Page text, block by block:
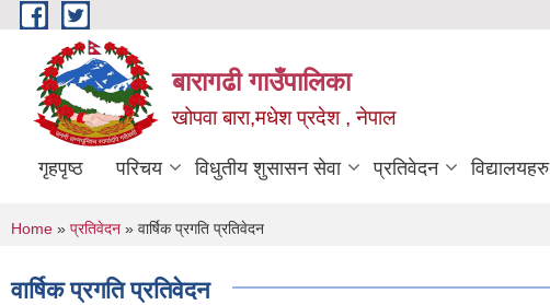
Skip to main content
बारागढी गाउँपालिका
खोपवा बारा,मधेश प्रदेश , नेपाल
गृहपृष्ठ परिचय विधुतीय शुसासन सेवा प्रतिवेदन विद्यालयहरु
You are here
Home » प्रतिवेदन » वार्षिक प्रगति प्रतिवेदन
वार्षिक प्रगति प्रतिवेदन